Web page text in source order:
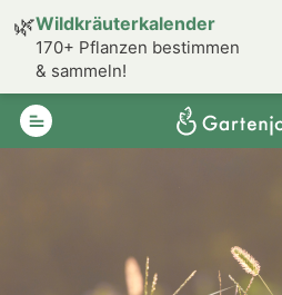
🌿Wildkräuterkalender
170+ Pflanzen bestimmen
& sammeln!